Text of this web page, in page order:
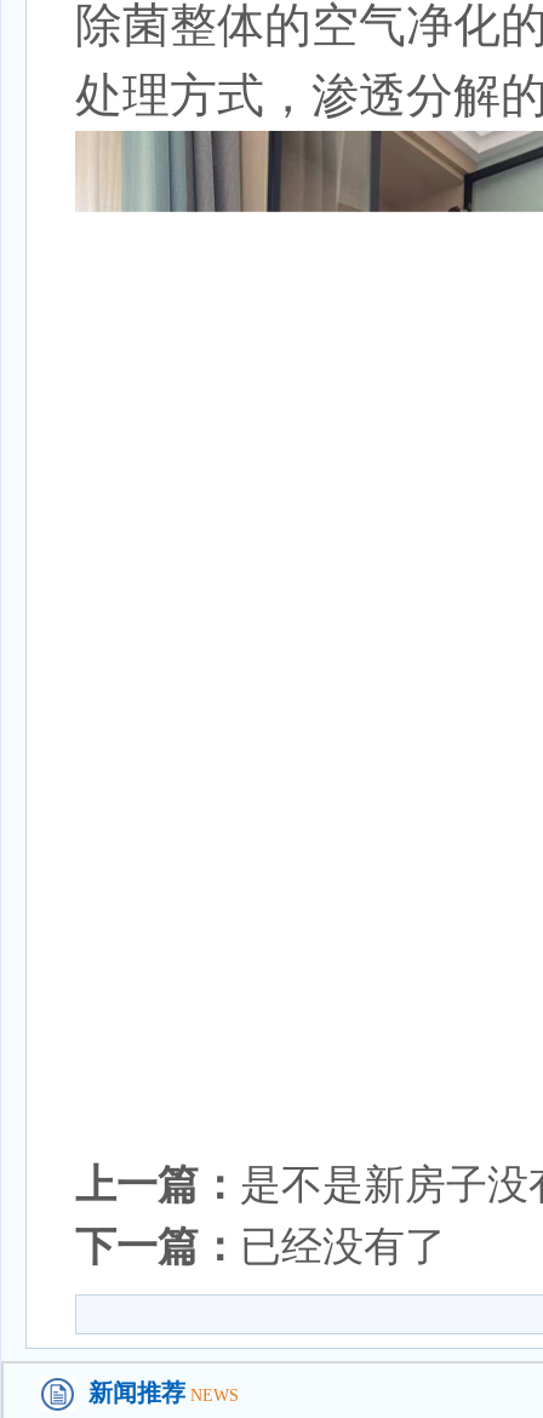
除菌整体的空气净化
处理方式，渗透分解
上一篇： 是不是新房子
下一篇： 已经没有了
新闻推荐 NEWS